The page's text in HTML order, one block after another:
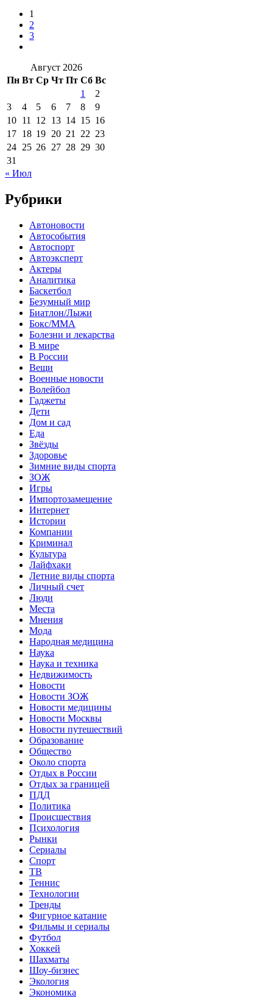
1
2
3
Август 2026
Пн Вт Ср Чт Пт Сб Вс
1
2
3
4 5 6 7 8
9
10 11 12 13 14 15 16
17 18 19 20 21 22 23
24 25 26 27 28 29 30
31
« Июл
Рубрики
Автоновости
Автособытия
Автоспорт
Автоэксперт
Актеры
Аналитика
Баскетбол
Безумный мир
Биатлон/Лыжи
Бокс/MMA
Болезни и лекарства
В мире
В России
Вещи
Военные новости
Волейбол
Гаджеты
Дети
Дом и сад
Еда
Звёзды
Здоровье
Зимние виды спорта
ЗОЖ
Игры
Импортозамещение
Интернет
Истории
Компании
Криминал
Культура
Лайфхаки
Летние виды спорта
Личный счет
Люди
Места
Мнения
Мода
Народная медицина
Наука
Наука и техника
Недвижимость
Новости
Новости ЗОЖ
Новости медицины
Новости Москвы
Новости путешествий
Образование
Общество
Около спорта
Отдых в России
Отдых за границей
ПДД
Политика
Происшествия
Психология
Рынки
Сериалы
Спорт
ТВ
Теннис
Технологии
Тренды
Фигурное катание
Фильмы и сериалы
Футбол
Хоккей
Шахматы
Шоу-бизнес
Экология
Экономика